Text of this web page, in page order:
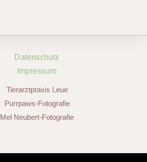
Datenschutz
Impressum
Tierarztpraxis Leue
Purrpaws-Fotografie
Mel Neubert-Fotografie